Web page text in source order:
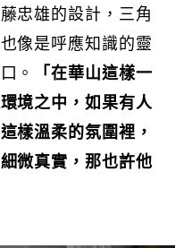
忠雄的設計，三角
像是呼應知識的靈
。
「在華山這樣一
境之中，如果有人
樣溫柔的氛圍裡，
微真實，那也許他